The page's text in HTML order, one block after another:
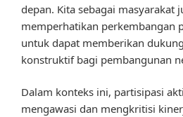
depan. Kita sebagai masyarakat
memperhatikan perkembangan
untuk dapat memberikan
konstruktif bagi pembangunan
Dalam konteks ini, partisipasi
mengawasi dan mengkritisi